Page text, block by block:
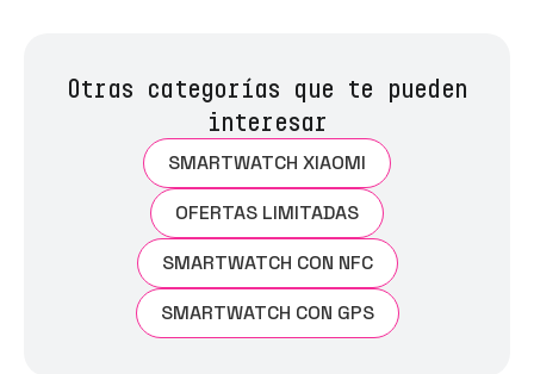
Otras categorías que te pueden
interesar
SMARTWATCH XIAOMI
OFERTAS LIMITADAS
SMARTWATCH CON NFC
SMARTWATCH CON GPS